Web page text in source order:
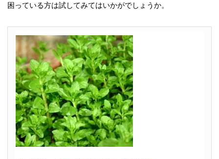
困っている方は試してみてはいかがでしょうか。